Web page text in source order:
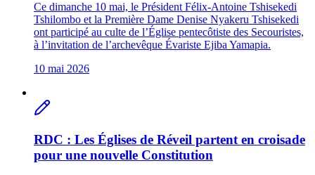
Ce dimanche 10 mai, le Président Félix-Antoine Tshisekedi
Tshilombo et la Première Dame Denise Nyakeru Tshisekedi
ont participé au culte de l’Église pentecôtiste des Secouristes,
à l’invitation de l’archevêque Évariste Ejiba Yamapia.
10 mai 2026
RDC : Les Églises de Réveil partent en croisade
pour une nouvelle Constitution